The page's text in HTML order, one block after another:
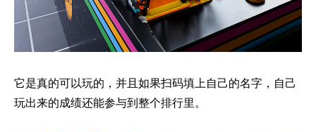
它是真的可以玩的，并且如果扫码填上自己的名字，自己
玩出来的成绩还能参与到整个排行里。